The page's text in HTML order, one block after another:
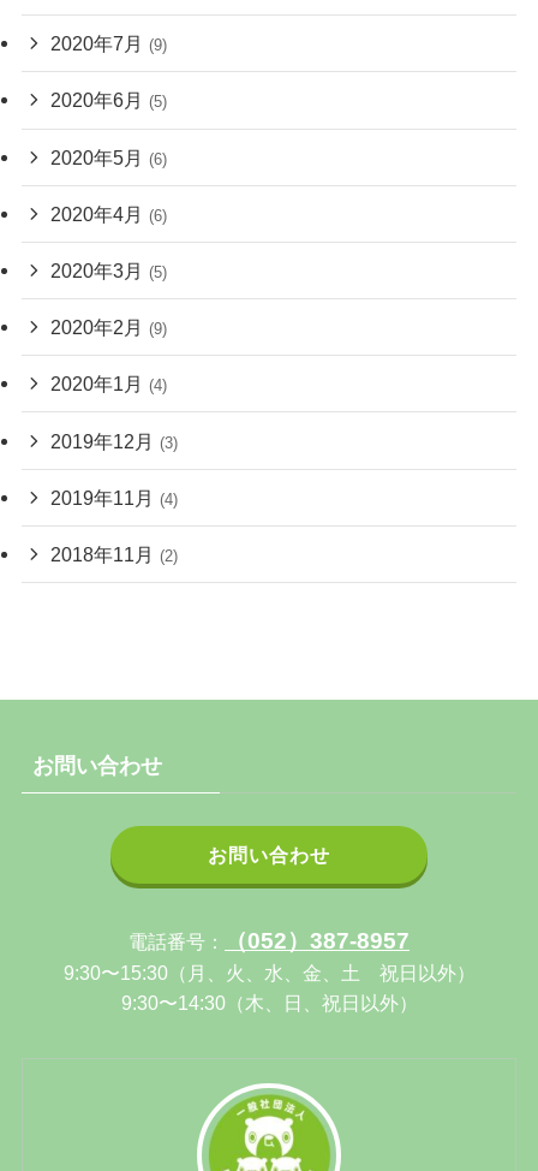
2020年7月 (9)
2020年6月 (5)
2020年5月 (6)
2020年4月 (6)
2020年3月 (5)
2020年2月 (9)
2020年1月 (4)
2019年12月 (3)
2019年11月 (4)
2018年11月 (2)
お問い合わせ
お問い合わせ
電話番号： （052）387-8957
9:30〜15:30（月、火、水、金、土 祝日以外）
9:30〜14:30（木、日、祝日以外）